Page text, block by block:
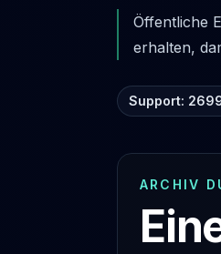
Öffentliche
erhalten,
Support:
ARCHIV